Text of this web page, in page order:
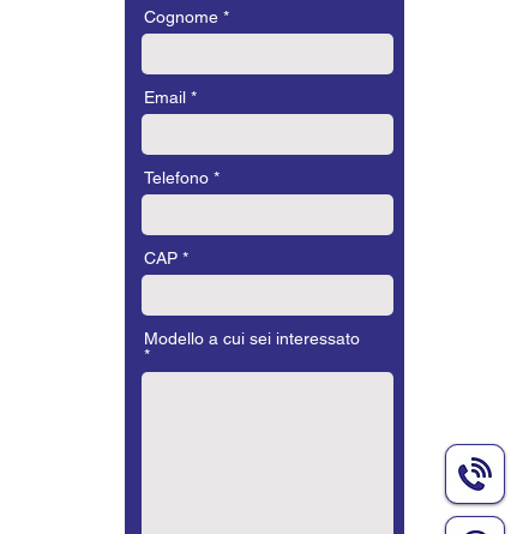
Cognome
Email
Telefono
CAP
Modello a cui sei interessato